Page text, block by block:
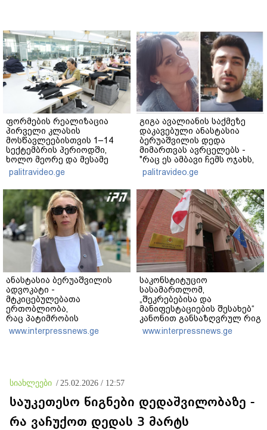
ფორმების რეალიზაცია
პირველი კლასის
მოსწავლეებისთვის 1–14
სექტემბრის პერიოდში,
ხოლო მეორე და მესამე
ეტაპებზე...
palitravideo.ge
გიგა ავალიანის საქმეზე
დაკავებული ანასტასია
ბერუაშვილის დედა
მიმართვას ავრცელებს -
"რაც ეს ამბავი ჩემს ოჯახს,
ჩემს ანასტასიას გადახდა
თავს, მის მერე მე მე არ
ვარ"
palitravideo.ge
ანასტასია ბერუაშვილის
ადვოკატი -
მტკიცებულებათა
ერთობლიობა,
რაც პატიმრობის
საფუძველი უნდა გახდეს,
არ არსებობს - ჩვენი
არ გამოვრიცხავ
www.interpressnews.ge
საკონსტიტუციო
სასამართლომ,
„შეკრებებისა და
მანიფესტაციების შესახებ“
კანონით განსაზღვრულ რიგ
აკრძალვასთან
დაკავშირებით სახალხო
www.interpressnews.ge
სიახლეები / 25.02.2026 / 12:57
საუკეთესო წიგნები დედაშვილობაზე -
რა ვაჩუქოთ დედას 3 მარტს